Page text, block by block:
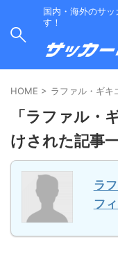
国内・海外のサ
す！
HOME > ラファル・ギキ
「ラファル・
けされた記事
ラ
フ